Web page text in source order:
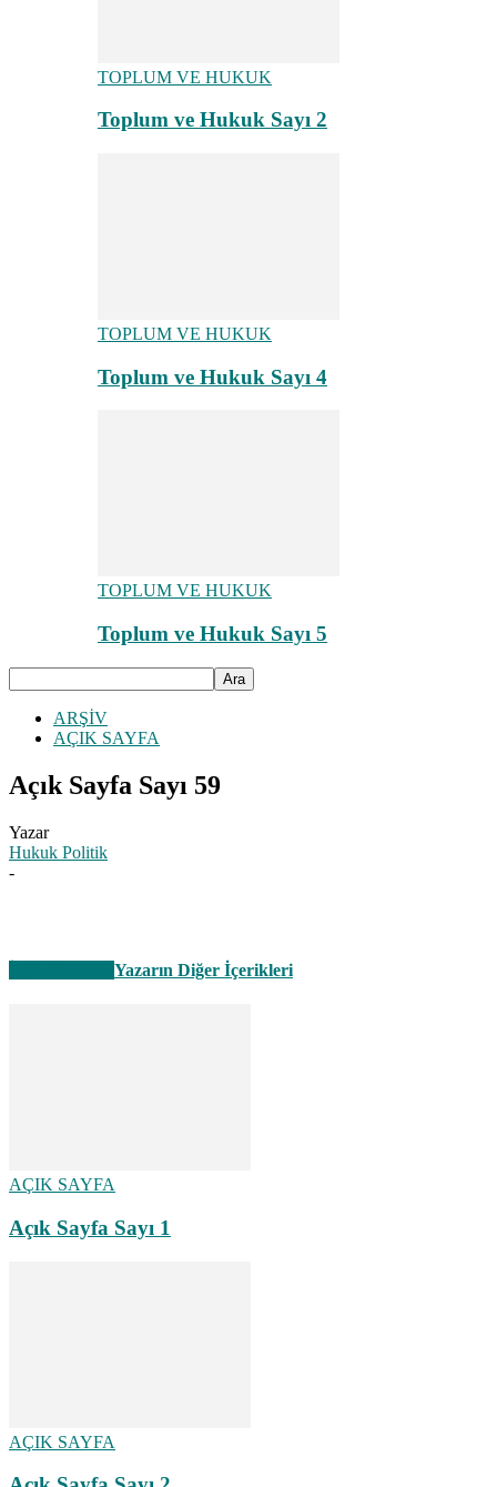
TOPLUM VE HUKUK
Toplum ve Hukuk Sayı 2
TOPLUM VE HUKUK
Toplum ve Hukuk Sayı 4
TOPLUM VE HUKUK
Toplum ve Hukuk Sayı 5
ARŞİV
AÇIK SAYFA
Açık Sayfa Sayı 59
Yazar
Hukuk Politik
-
Yazarın Diğer İçerikleri
AÇIK SAYFA
Açık Sayfa Sayı 1
AÇIK SAYFA